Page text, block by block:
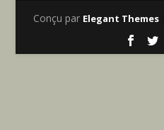
Conçu par Elegant Themes